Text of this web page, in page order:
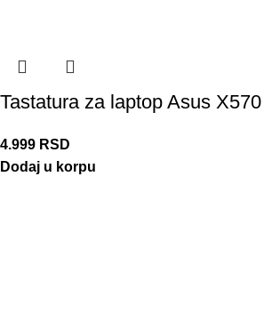
Tastatura za laptop Asus X570
4.999 RSD
Dodaj u korpu